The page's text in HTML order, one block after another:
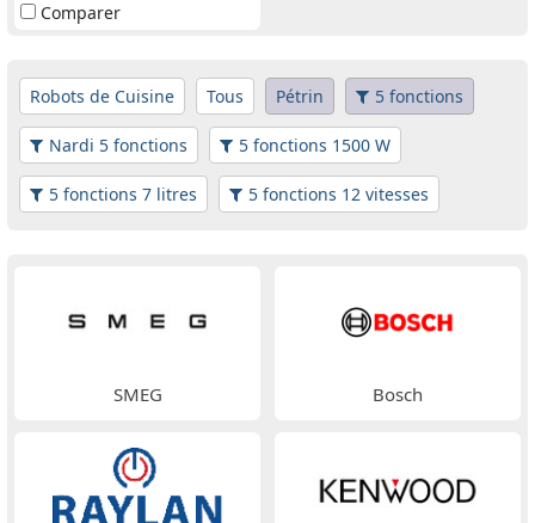
Comparer
Robots de Cuisine Tous Pétrin 5 fonctions
Nardi 5 fonctions 5 fonctions 1500 W
5 fonctions 7 litres 5 fonctions 12 vitesses
SMEG Bosch